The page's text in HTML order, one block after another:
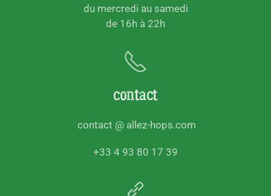
du mercredi au samedi
de 16h à 22h
contact
contact @ allez-hops.com
+33 4 93 80 17 39